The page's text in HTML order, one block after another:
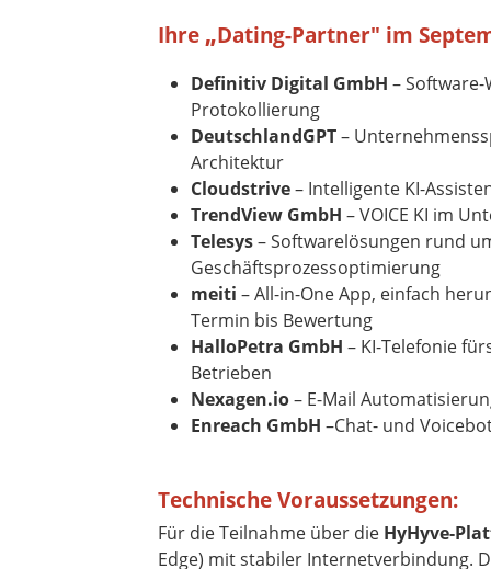
Ihre „Dating-Partner" im
Definitiv Digital GmbH –
Protokollierung
DeutschlandGPT–
Architektur
Cloudstrive– Intelligente KI-
TrendView GmbH – VOICE KI im
Telesys– Softwarelösungen rund
Geschäftsprozessoptimierung
meiti – All-in-One App, einfach
Termin bis Bewertung
HalloPetra GmbH – KI-Telefonie
Betrieben
Nexagen.io– E-Mail
Enreach GmbH –Chat- und
Technische Voraussetzungen:
Für die Teilnahme über die HyHyve-
Edge) mit stabiler Internetverbindung.